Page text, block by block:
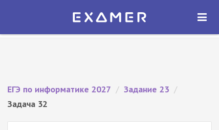
Экзамер — ЕГЭ 2027
ОТКРЫТЬ
ЕГЭ по информатике 2027 / Задание 23 /
Задача 32